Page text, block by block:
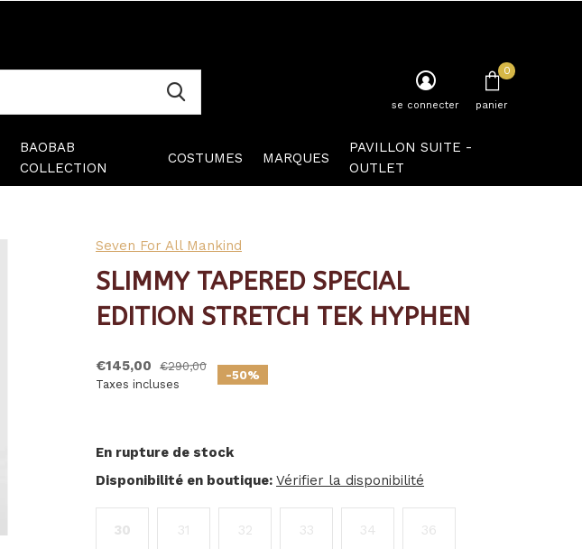
BAOBAB
COLLECTION
COSTUMES MARQUES
PAVILLON SUITE -
OUTLET
se connecter panier
0
Seven For All Mankind
SLIMMY TAPERED SPECIAL
EDITION STRETCH TEK HYPHEN
€145,00
€290,00
Taxes incluses
-50%
En rupture de stock
Disponibilité en boutique: Vérifier la disponibilité
30 31 32 33 34 36